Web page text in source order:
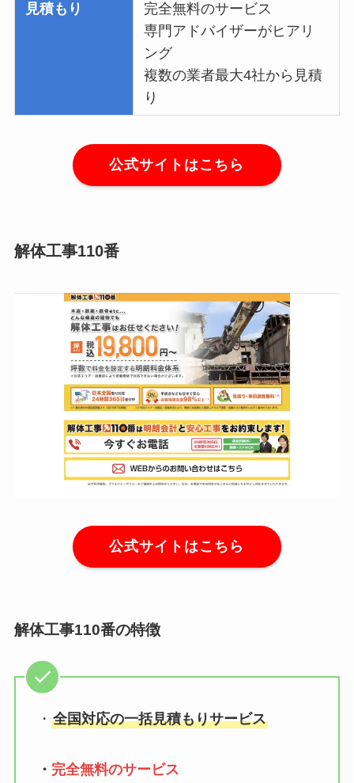
見積もり
完全無料のサービス
専門アドバイザーがヒアリ
ング
複数の業者最大4社から見積
り
公式サイトはこちら
解体工事110番
公式サイトはこちら
解体工事110番の特徴
・ 全国対応の一括見積もりサービス
・ 完全無料のサービス